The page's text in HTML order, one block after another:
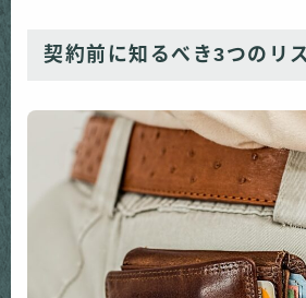
契約前に知るべき3つのリ